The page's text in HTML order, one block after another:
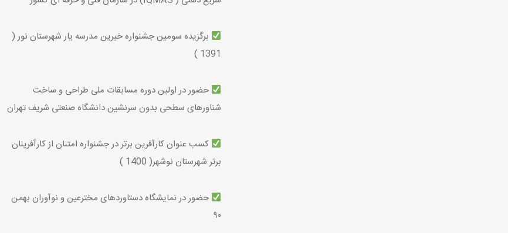
برگزیده سومین جشنواره خیرین مدرسه­ یار شهرستان نور (
1391 )
حضور در اولین دوره مسابقات ملی طراحی و ساخت
شناورهای سطحی بدون سرنشین دانشگاه صنعتی شریف تهران
کسب عنوان کارآفرین برتر در جشنواره امتنان از کارآفرینان
برتر شهرستان نوشهر( 1400 )
حضور در نمایشگاه دستاوردهای مخترعین و نوآوران بهمن
۹۰